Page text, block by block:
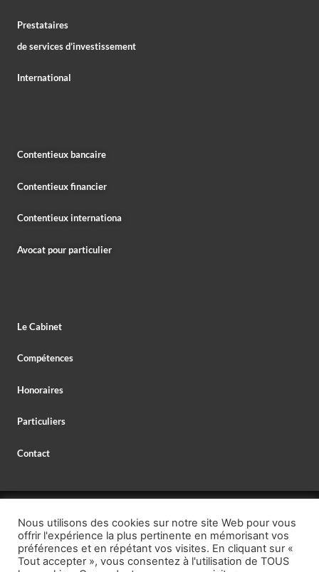
Prestataires
de services d’investissement
International
Contentieux bancaire
Contentieux financier
Contentieux internationa
Avocat pour particulier
Le Cabinet
Compétences
Honoraires
Particuliers
Contact
AVOCAT SPÉCIALISTE EN DROIT BANCAIRE,
MENTIONS LÉGALES– PROTECTION DES DONNÉES
Nous utilisons des cookies sur notre site Web pour vous
offrir l'expérience la plus pertinente en mémorisant vos
préférences et en répétant vos visites. En cliquant sur «
Tout accepter », vous consentez à l'utilisation de TOUS